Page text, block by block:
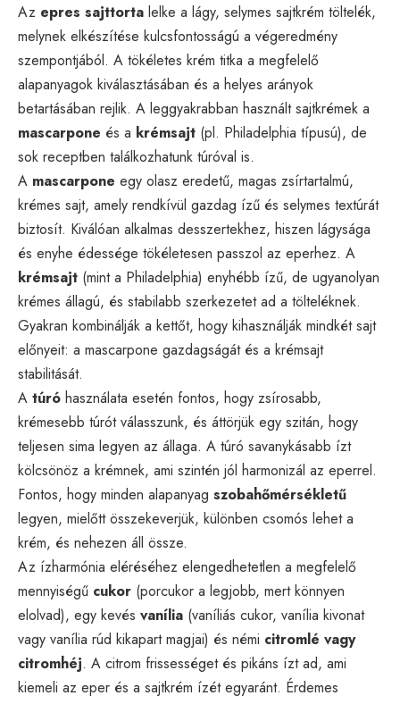
Az epres sajttorta lelke a lágy, selymes sajtkrém töltelék,
melynek elkészítése kulcsfontosságú a végeredmény
szempontjából. A tökéletes krém titka a megfelelő
alapanyagok kiválasztásában és a helyes arányok
betartásában rejlik. A leggyakrabban használt sajtkrémek a
mascarpone és a krémsajt (pl. Philadelphia típusú), de
sok receptben találkozhatunk túróval is.
A mascarpone egy olasz eredetű, magas zsírtartalmú,
krémes sajt, amely rendkívül gazdag ízű és selymes textúrát
biztosít. Kiválóan alkalmas desszertekhez, hiszen lágysága
és enyhe édessége tökéletesen passzol az eperhez. A
krémsajt (mint a Philadelphia) enyhébb ízű, de ugyanolyan
krémes állagú, és stabilabb szerkezetet ad a tölteléknek.
Gyakran kombinálják a kettőt, hogy kihasználják mindkét sajt
előnyeit: a mascarpone gazdagságát és a krémsajt
stabilitását.
A túró használata esetén fontos, hogy zsírosabb,
krémesebb túrót válasszunk, és áttörjük egy szitán, hogy
teljesen sima legyen az állaga. A túró savanykásabb ízt
kölcsönöz a krémnek, ami szintén jól harmonizál az eperrel.
Fontos, hogy minden alapanyag szobahőmérsékletű
legyen, mielőtt összekeverjük, különben csomós lehet a
krém, és nehezen áll össze.
Az ízharmónia eléréséhez elengedhetetlen a megfelelő
mennyiségű cukor (porcukor a legjobb, mert könnyen
elolvad), egy kevés vanília (vaníliás cukor, vanília kivonat
vagy vanília rúd kikapart magjai) és némi citromlé vagy
citromhéj. A citrom frissességet és pikáns ízt ad, ami
kiemeli az eper és a sajtkrém ízét egyaránt. Érdemes